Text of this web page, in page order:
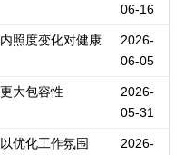
06-16
照度变化对健康
2026-
06-05
大包容性
2026-
05-31
优化工作氛围
2026-